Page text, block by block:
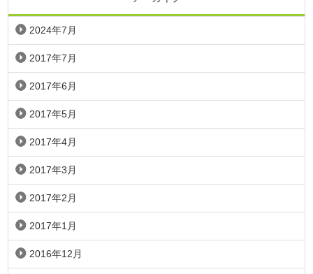
2024年7月
2017年7月
2017年6月
2017年5月
2017年4月
2017年3月
2017年2月
2017年1月
2016年12月